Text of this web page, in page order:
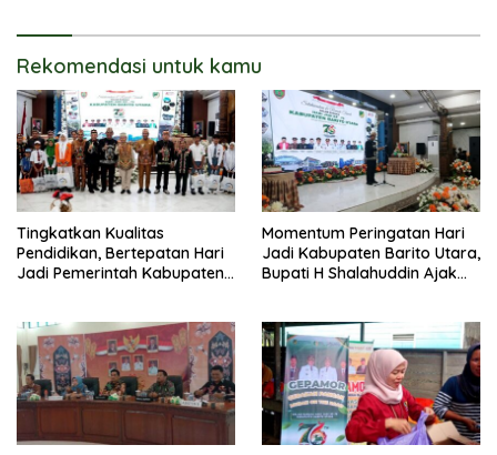
Rekomendasi untuk kamu
Tingkatkan Kualitas
Pendidikan, Bertepatan Hari
Jadi Pemerintah Kabupaten
Momentum Peringatan Hari
Jadi Kabupaten Barito Utara,
Bupati H Shalahuddin Ajak
Daerah